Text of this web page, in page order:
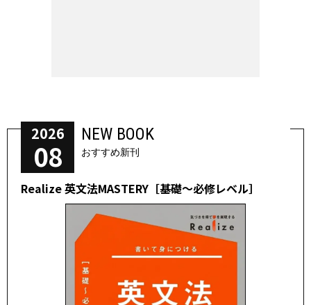
2026
08
NEW BOOK
おすすめ新刊
Realize 英文法MASTERY［基礎～必修レベル］